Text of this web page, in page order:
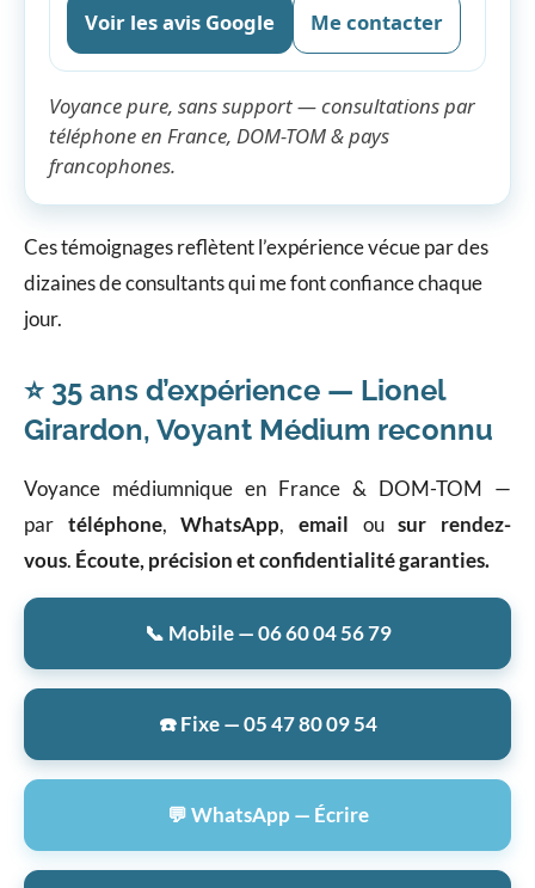
Voir les avis Google Me contacter
Voyance pure, sans support — consultations par
téléphone en France, DOM-TOM & pays
francophones.
Ces témoignages reflètent l’expérience vécue par des
dizaines de consultants qui me font confiance chaque
jour.
⭐ 35 ans d’expérience — Lionel
Girardon, Voyant Médium reconnu
Voyance médiumnique en France & DOM-TOM —
par téléphone, WhatsApp, email ou sur rendez-
vous. Écoute, précision et confidentialité garanties.
📞 Mobile — 06 60 04 56 79
☎️ Fixe — 05 47 80 09 54
💬 WhatsApp — Écrire